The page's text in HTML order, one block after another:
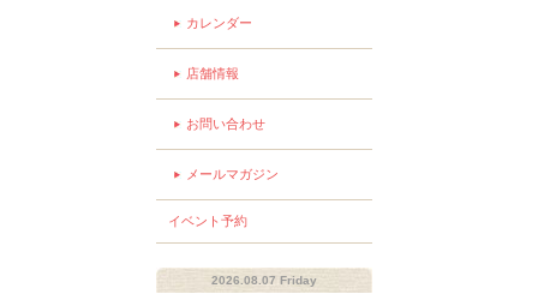
カレンダー
店舗情報
お問い合わせ
メールマガジン
イベント予約
2026.08.07 Friday